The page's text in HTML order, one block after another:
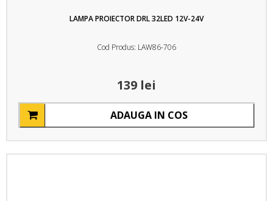
LAMPA PROIECTOR DRL 32LED 12V-24V
Cod Produs: LAW86-706
139 lei
ADAUGA IN COS